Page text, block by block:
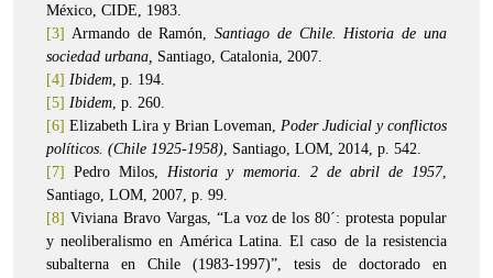
México, CIDE, 1983.
[3] Armando de Ramón,Santiago de Chile. Historia de una
sociedad urbana, Santiago, Catalonia, 2007.
[4] Ibidem , p. 194.
[5] Ibidem , p. 260.
[6] Elizabeth Lira y Brian Loveman, Poder Judicial y conflictos
políticos. (Chile 1925-1958) , Santiago, LOM, 2014, p. 542.
[7]
Pedro Milos, Historia y memoria. 2 de abril de 1957,
Santiago, LOM, 2007, p. 99.
[8] Viviana Bravo Vargas, “La voz de los 80´: protesta popular
y neoliberalismo en América Latina. El caso de la resistencia
subalterna en Chile (1983-1997)”, tesis de doctorado en